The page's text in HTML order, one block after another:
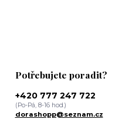
Potřebujete poradit?
+420 777 247 722
(Po-Pá, 8-16 hod.)
dorashopp@seznam.cz